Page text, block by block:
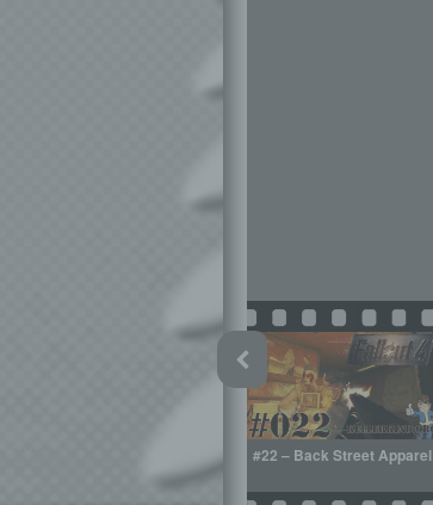
#22 – Back Street Apparel